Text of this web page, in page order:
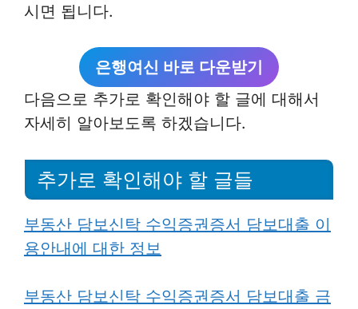
시면 됩니다.
은행여신 바로 다운받기
다음으로 추가로 확인해야 할 글에 대해서
자세히 알아보도록 하겠습니다.
추가로 확인해야 할 글들
부동산 담보신탁 수익증권증서 담보대출 이
용안내에 대한 정보
부동산 담보신탁 수익증권증서 담보대출 금